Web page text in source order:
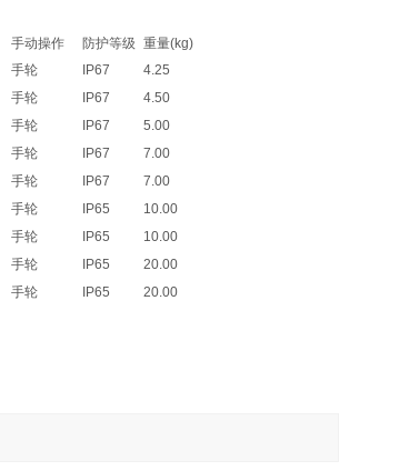
手动操作 防护等级 重量(kg)
手轮 IP67 4.25
手轮 IP67 4.50
手轮 IP67 5.00
手轮 IP67 7.00
手轮 IP67 7.00
手轮 IP65 10.00
手轮 IP65 10.00
手轮 IP65 20.00
手轮 IP65 20.00